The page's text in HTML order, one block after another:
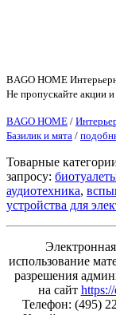
BAGO HOME
Не пропускайте акции
BAGO HOME /
Базилик и мята /
Товарные
запросу:
аудиотехника,
устройства для
использование
разрешения
на сайт
Телефон: (495)